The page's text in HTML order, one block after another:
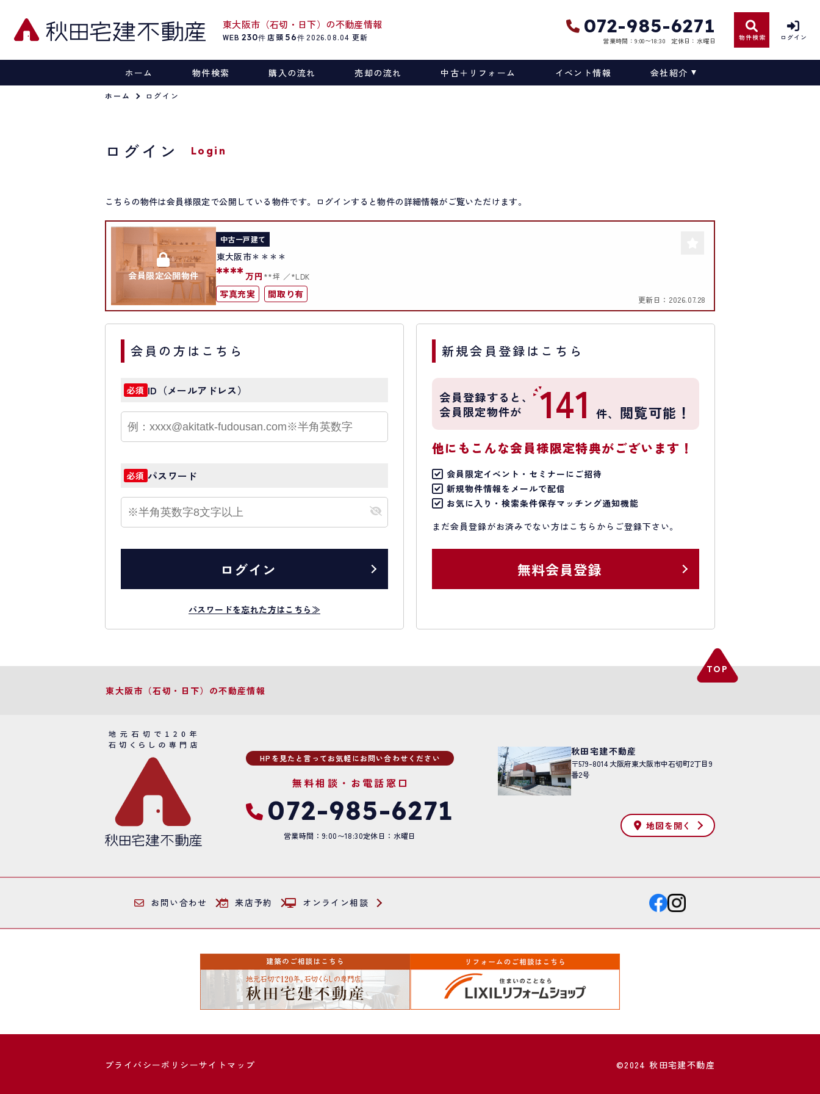
東大阪市（石切・日下）の不動産情報
WEB 230件 店頭 56件 2026.08.04 更新 072-985-6271
営業時間：9:00〜18:30 定休日：水曜日 物件検索 ログイン
ホーム 物件検索 購入の流れ 売却の流れ 中古＋リフォーム イベント情報 会社紹介
ホーム ログイン
ログイン Login
こちらの物件は会員様限定で公開している物件です。ログインすると物件の詳細情報がご覧いただけます。
会員限定公開物件
中古一戸建て
東大阪市＊＊＊＊
**** 万円 **坪 *LDK
写真充実 間取り有 更新日： 2026.07.28
会員の方はこちら
必須 ID（メールアドレス）
必須 パスワード
ログイン
パスワードを忘れた方はこちら≫
新規会員登録はこちら
会員登録すると、
会員限定物件が
141 件、 閲覧可能！
他にもこんな会員様限定特典がございます！
会員限定イベント・セミナーにご招待
新規物件情報をメールで配信
お気に入り・検索条件保存マッチング通知機能
まだ会員登録がお済みでない方はこちらからご登録下さい。
無料会員登録
東大阪市（石切・日下）の不動産情報
HPを見たと言ってお気軽にお問い合わせください
無料相談・お電話窓口
072-985-6271
営業時間：9:00〜18:30定休日：水曜日
秋田宅建不動産
〒579-8014大阪府東大阪市中石切町2丁目9
番2号
地図を開く
お問い合わせ 来店予約 オンライン相談
プライバシーポリシーサイトマップ ©2024 秋田宅建不動産